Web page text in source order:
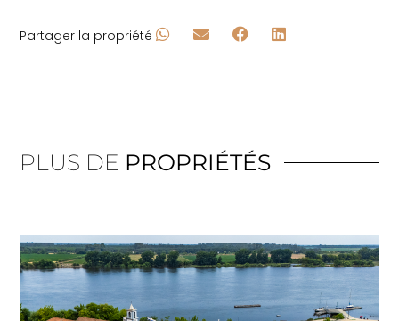
Partager la propriété
PLUS DE PROPRIÉTÉS